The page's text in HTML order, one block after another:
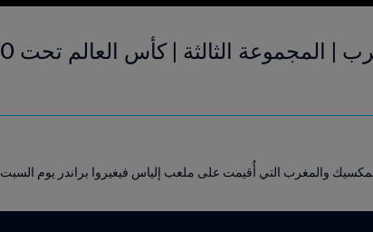
التي أُقيمت على ملعب إلياس فيغيروا براندر يوم السبت 4 أكتوبر عند الساعة 17:00 (بالتوقيت المحلي).